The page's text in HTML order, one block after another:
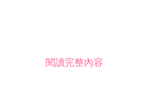
閱讀完整內容